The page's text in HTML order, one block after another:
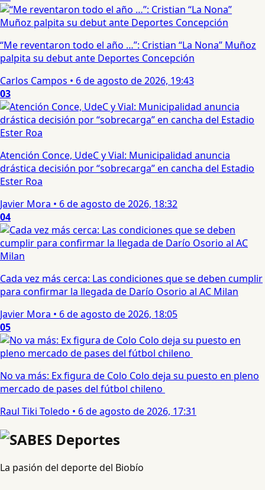
“Me reventaron todo el año …”: Cristian “La Nona” Muñoz
palpita su debut ante Deportes Concepción
Carlos Campos • 6 de agosto de 2026, 19:43
03
Atención Conce, UdeC y Vial: Municipalidad anuncia
drástica decisión por “sobrecarga” en cancha del Estadio
Ester Roa
Javier Mora • 6 de agosto de 2026, 18:32
04
Cada vez más cerca: Las condiciones que se deben cumplir
para confirmar la llegada de Darío Osorio al AC Milan
Javier Mora • 6 de agosto de 2026, 18:05
05
No va más: Ex figura de Colo Colo deja su puesto en pleno
mercado de pases del fútbol chileno
Raul Tiki Toledo • 6 de agosto de 2026, 17:31
La pasión del deporte del Biobío